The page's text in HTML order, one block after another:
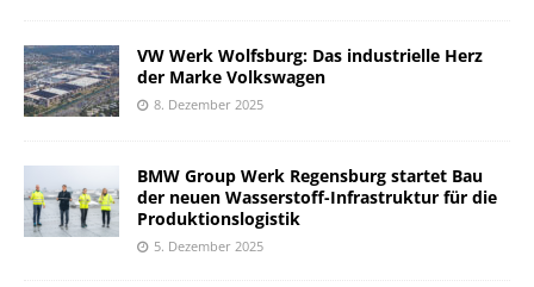
VW Werk Wolfsburg: Das industrielle Herz
der Marke Volkswagen
8. Dezember 2025
BMW Group Werk Regensburg startet Bau
der neuen Wasserstoff-Infrastruktur für die
Produktionslogistik
5. Dezember 2025